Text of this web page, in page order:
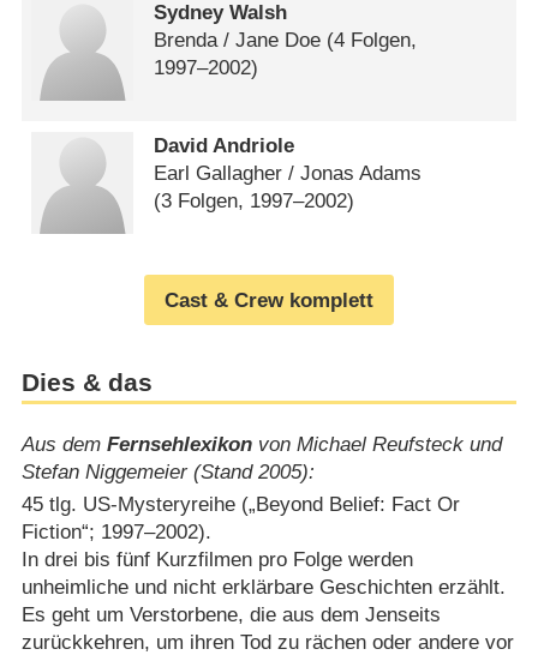
Sydney Walsh
Brenda /​ Jane Doe (4 Folgen,
1997⁠–⁠2002)
David Andriole
Earl Gallagher /​ Jonas Adams
(3 Folgen, 1997⁠–⁠2002)
Cast & Crew komplett
Dies & das
Aus dem Fernsehlexikonvon Michael Reufsteck und
Stefan Niggemeier (Stand 2005):
45 tlg. US-Mysteryreihe („Beyond Belief: Fact Or
Fiction“; 1997⁠–⁠2002).
In drei bis fünf Kurzfilmen pro Folge werden
unheimliche und nicht erklärbare Geschichten erzählt.
Es geht um Verstorbene, die aus dem Jenseits
zurückkehren, um ihren Tod zu rächen oder andere vor